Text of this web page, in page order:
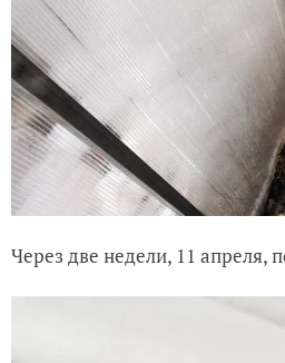
Через две недели, 11 апреля,